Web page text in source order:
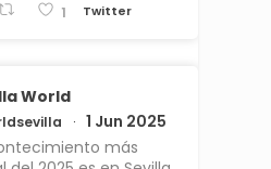
1 Twitter
World
·
1 Jun 2025
más